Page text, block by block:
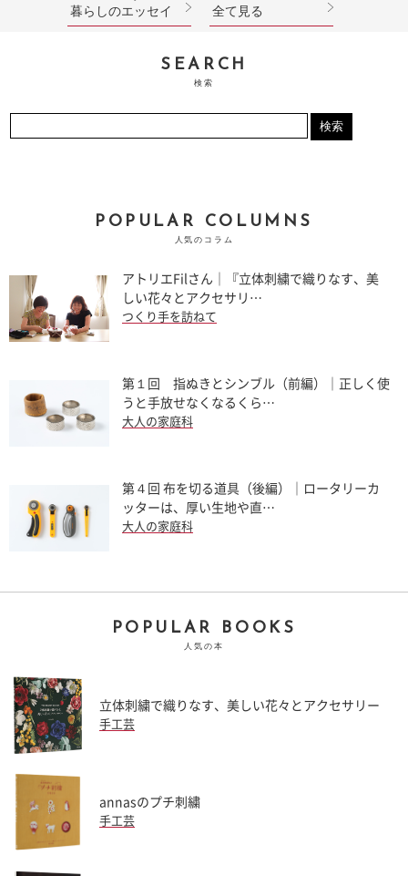
暮らしのエッセイ 全て見る
SEARCH
検索
POPULAR COLUMNS
人気のコラム
アトリエFilさん｜『立体刺繍で織りなす、美
しい花々とアクセサリ…
つくり手を訪ねて
第１回 指ぬきとシンブル（前編）｜正しく使
うと手放せなくなるくら…
大人の家庭科
第４回 布を切る道具（後編）｜ロータリーカ
ッターは、厚い生地や直…
大人の家庭科
POPULAR BOOKS
人気の本
立体刺繍で織りなす、美しい花々とアクセサリー
手工芸
annasのプチ刺繍
手工芸